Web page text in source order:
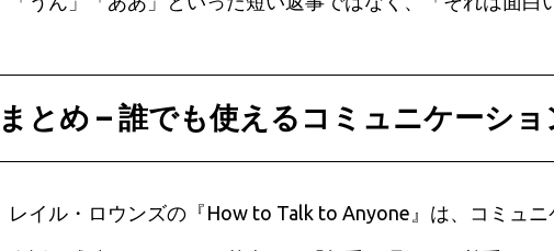
とめ – 誰でも使えるコミュニケーショ
レイル・ロウンズの『How to Talk to Anyone』は、コミュ